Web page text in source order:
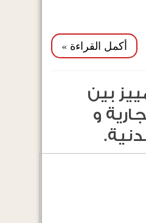
أكمل القراءة »
بين
و